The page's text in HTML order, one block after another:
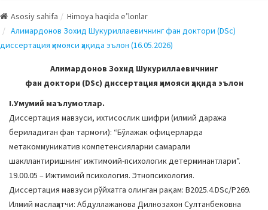
g
l
e
i
g
a
t
i
o
n
Asosiy sahifa
Himoya haqida e’lonlar
Алимардонов Зохид Шукуриллаевичнинг фан доктори (DSc)
диссертация ҳимояси ҳақида эълон (16.05.2026)
Алимардонов Зохид Шукуриллаевичнинг
фан доктори (DSc) диссертация ҳимояси ҳақида эълон
I.Умумий маълумотлар.
Диссертация мавзуси, ихтисослик шифри (илмий даража
бериладиган фан тармоғи): “Бўлажак офицерларда
метакоммуникатив компетенсияларни самарали
шакллантиришнинг ижтимоий-психологик детерминантлари”.
19.00.05 – Ижтимоий психология. Этнопсихология.
Диссертация мавзуси рўйхатга олинган рақам: В2025.4.DSc/P269.
Илмий маслаҳатчи: Абдуллажанова Дилнозахон Султанбековна